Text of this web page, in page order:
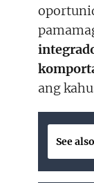
ang
See also